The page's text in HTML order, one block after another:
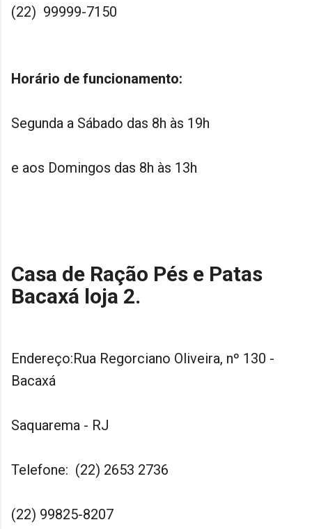
(22) 99999-7150
Horário de funcionamento:
Segunda a Sábado das 8h às 19h
e aos Domingos das 8h às 13h
Casa de Ração Pés e Patas
Bacaxá loja 2.
Endereço:Rua Regorciano Oliveira, nº 130 -
Bacaxá
Saquarema - RJ
Telefone: (22) 2653 2736
(22) 99825-8207